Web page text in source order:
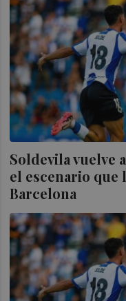
Soldevila vuelve
el escenario que
Barcelona